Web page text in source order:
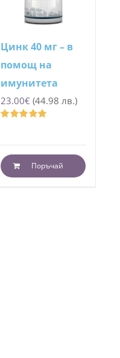
Цинк 40 мг – в
помощ на
имунитета
23.00€ (44.98 лв.)
Поръчай